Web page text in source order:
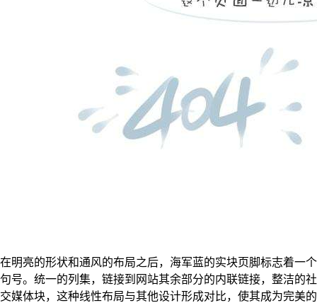
在明亮的形状和通风的布局之后，海军蓝的实块页脚标志着一个
句号。统一的列集，链接到网站其余部分的内联链接，整洁的社
交媒体块，这种线性布局与其他设计形成对比，使其成为完美的